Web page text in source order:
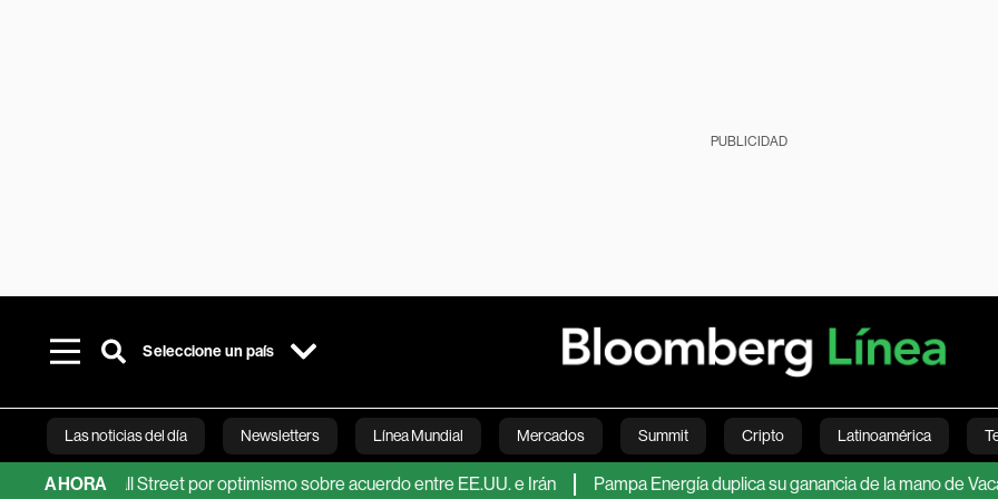
PUBLICIDAD
Seleccione un país
Las noticias del día Newsletters Línea Mundial Mercados Summit Cripto Latinoamérica
Bloomberg Green Economía Estilo de vida Mundo Videos
AHORA
Wall Street por optimismo sobre acuerdo entre EE.UU. e Irán Pampa Energía duplica su ganancia de la mano de Vaca Muerta